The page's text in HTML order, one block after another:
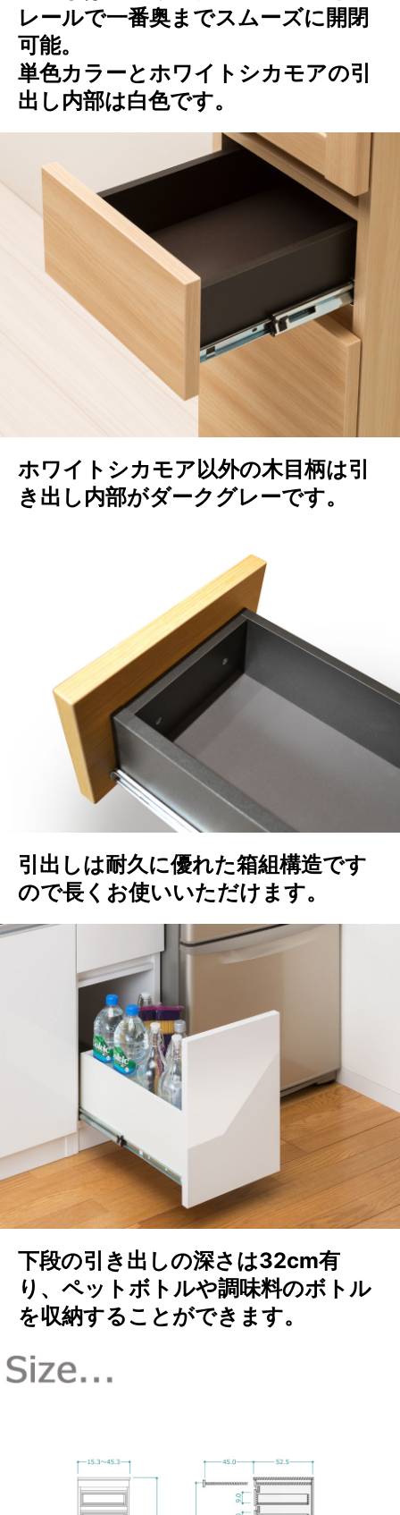
レールで一番奥までスムーズに開閉
可能。
単色カラーとホワイトシカモアの引
出し内部は白色です。
ホワイトシカモア以外の木目柄は引
き出し内部がダークグレーです。
引出しは耐久に優れた箱組構造です
ので長くお使いいただけます。
下段の引き出しの深さは32cm有
り、ペットボトルや調味料のボトル
を収納することができます。